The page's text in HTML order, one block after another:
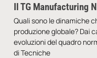
Il TG Manufacturing
Quali sono le dinamiche
produzione globale? Dai
evoluzioni del quadro
di Tecniche